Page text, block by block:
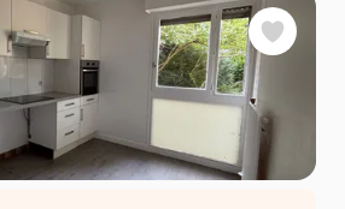
Favoris